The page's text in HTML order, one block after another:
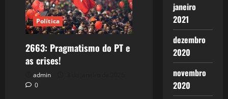
Política
2663: Pragmatismo do PT e
as crises!
admin
0
janeiro
2021
dezembro
2020
novembro
2020